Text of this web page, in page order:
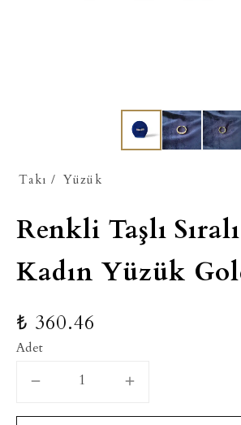
Takı / Yüzük
Renkli Taşlı
Kadın Yüzük
₺ 360.46
Adet